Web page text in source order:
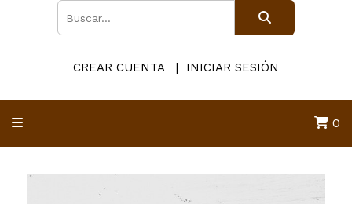
CREAR CUENTA INICIAR SESIÓN
0